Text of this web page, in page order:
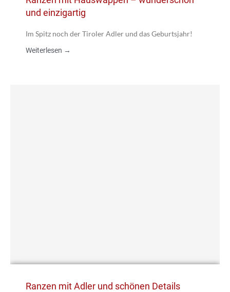
und einzigartig
Im Spitz noch der Tiroler Adler und das Geburtsjahr!
Weiterlesen →
Ranzen mit Adler und schönen Details